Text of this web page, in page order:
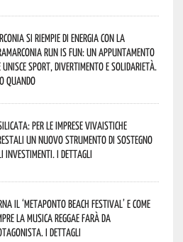
si riempie di energia con la
Run is Fun: un appuntamento
unisce sport, divertimento e solidarietà.
quando
per le imprese vivaistiche
un nuovo strumento di sostegno
investimenti. I dettagli
il ‘Metaponto beach festival’ e come
la musica reggae farà da
I dettagli